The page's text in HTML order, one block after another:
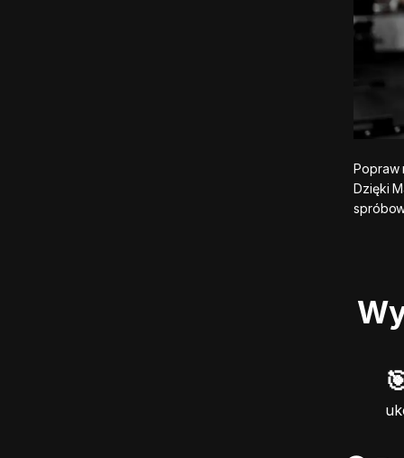
Popraw
Dzięki